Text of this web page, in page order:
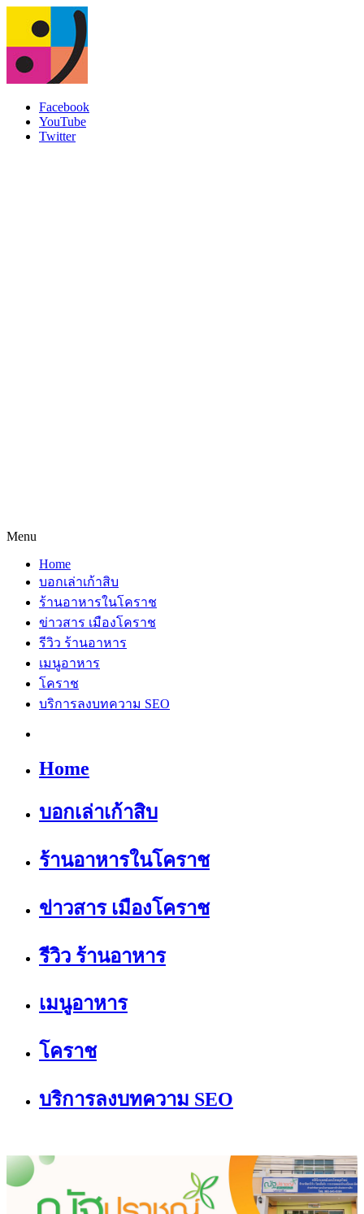
Facebook
YouTube
Twitter
Menu
Home
บอกเล่าเก้าสิบ
ร้านอาหารในโคราช
ข่าวสาร เมืองโคราช
รีวิว ร้านอาหาร
เมนูอาหาร
โคราช
บริการลงบทความ SEO
Home
บอกเล่าเก้าสิบ
ร้านอาหารในโคราช
ข่าวสาร เมืองโคราช
รีวิว ร้านอาหาร
เมนูอาหาร
โคราช
บริการลงบทความ SEO